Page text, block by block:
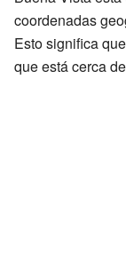
coordenadas
Esto significa
que está cerca